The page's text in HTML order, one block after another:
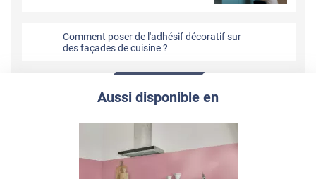
Comment poser de l'adhésif décoratif sur
des façades de cuisine ?
Aussi disponible en